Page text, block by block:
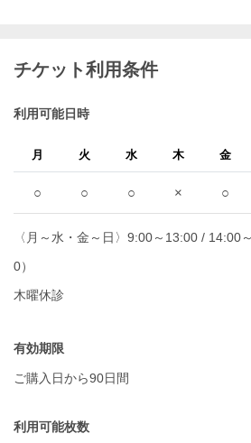
チケット利用条件
利用可能日時
月 火 水 木 金
○ ○ ○ × ○
〈月～水・金～日〉9:00～13:00 / 14:00
0）
木曜休診
有効期限
ご購入日から90日間
利用可能枚数